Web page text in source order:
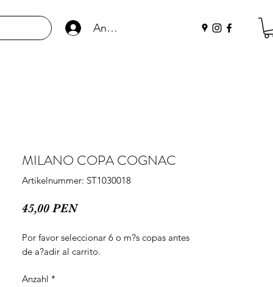
Anmelden
MILANO COPA COGNAC
Artikelnummer: ST1030018
45,00 PENPreis
Por favor seleccionar 6 o m?s copas antes
de a?adir al carrito.
Anzahl *